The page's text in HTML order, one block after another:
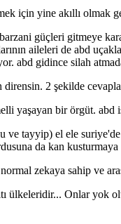
için yine akıllı olmak
güçleri gitmeye
aileleri de abd
abd gidince silah
2 şekilde
yaşayan bir örgüt.
tayyip) el ele
da kan kusturmaya
zekaya sahip ve
ülkeleridir... Onlar